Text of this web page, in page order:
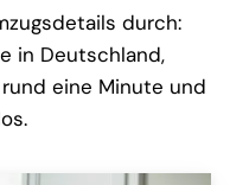
durch:
in Deutschland,
eine Minute und